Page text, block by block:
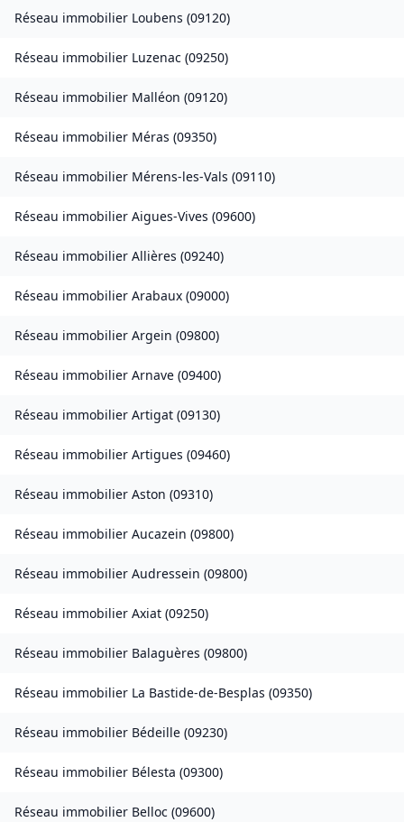
Réseau immobilier Loubens (09120)
Réseau immobilier Luzenac (09250)
Réseau immobilier Malléon (09120)
Réseau immobilier Méras (09350)
Réseau immobilier Mérens-les-Vals (09110)
Réseau immobilier Aigues-Vives (09600)
Réseau immobilier Allières (09240)
Réseau immobilier Arabaux (09000)
Réseau immobilier Argein (09800)
Réseau immobilier Arnave (09400)
Réseau immobilier Artigat (09130)
Réseau immobilier Artigues (09460)
Réseau immobilier Aston (09310)
Réseau immobilier Aucazein (09800)
Réseau immobilier Audressein (09800)
Réseau immobilier Axiat (09250)
Réseau immobilier Balaguères (09800)
Réseau immobilier La Bastide-de-Besplas (09350)
Réseau immobilier Bédeille (09230)
Réseau immobilier Bélesta (09300)
Réseau immobilier Belloc (09600)